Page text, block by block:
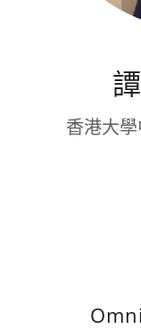
香港大